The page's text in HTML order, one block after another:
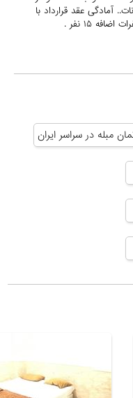
آمادگی عقد قرارداد با
۱۵ نفر .
مبله در سراسر ایران